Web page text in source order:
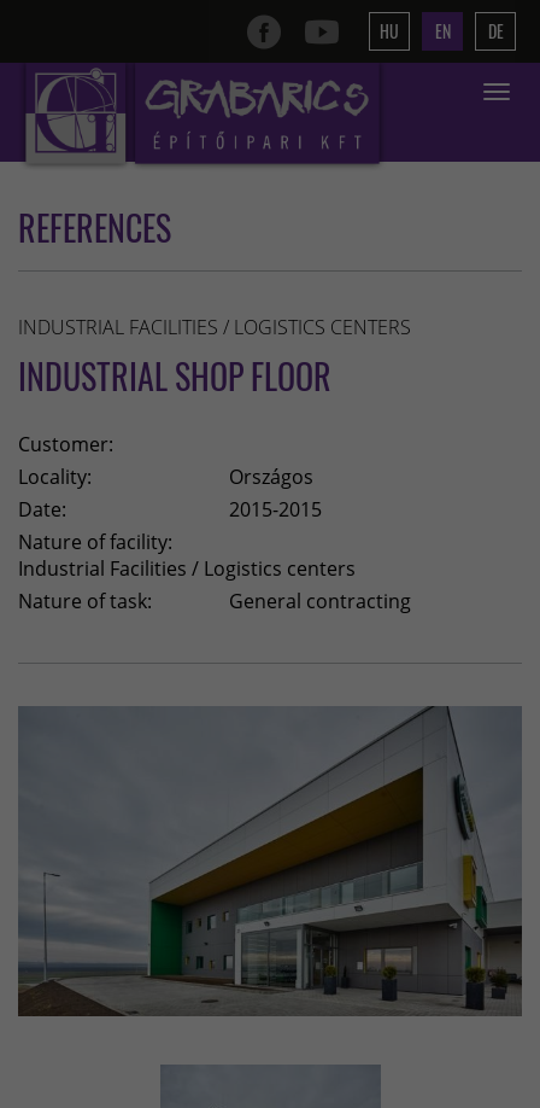
HU EN DE
Toggle
REFERENCES
INDUSTRIAL FACILITIES / LOGISTICS CENTERS
INDUSTRIAL SHOP FLOOR
Customer:
Locality:
Országos
Date:
2015-2015
Nature of facility:
Industrial Facilities / Logistics centers
Nature of task:
General contracting